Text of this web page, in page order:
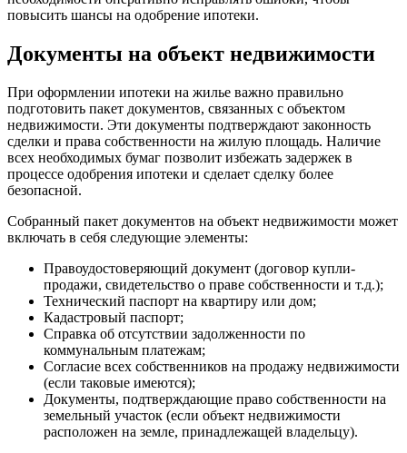
повысить шансы на одобрение ипотеки.
Документы на объект недвижимости
При оформлении ипотеки на жилье важно правильно
подготовить пакет документов, связанных с объектом
недвижимости. Эти документы подтверждают законность
сделки и права собственности на жилую площадь. Наличие
всех необходимых бумаг позволит избежать задержек в
процессе одобрения ипотеки и сделает сделку более
безопасной.
Собранный пакет документов на объект недвижимости может
включать в себя следующие элементы:
Правоудостоверяющий документ (договор купли-
продажи, свидетельство о праве собственности и т.д.);
Технический паспорт на квартиру или дом;
Кадастровый паспорт;
Справка об отсутствии задолженности по
коммунальным платежам;
Согласие всех собственников на продажу недвижимости
(если таковые имеются);
Документы, подтверждающие право собственности на
земельный участок (если объект недвижимости
расположен на земле, принадлежащей владельцу).